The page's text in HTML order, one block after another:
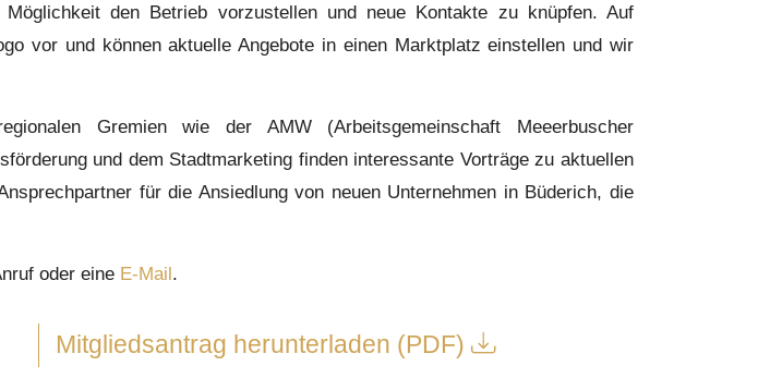
den Betrieb vorzustellen und neue Kontakte zu knüpfen. Auf
vor und können aktuelle Angebote in einen Marktplatz einstellen und wir
Gremien wie der AMW (Arbeitsgemeinschaft Meeerbuscher
und dem Stadtmarketing finden interessante Vorträge zu aktuellen
für die Ansiedlung von neuen Unternehmen in Büderich, die
oder eine E-Mail.
Mitgliedsantrag herunterladen (PDF)